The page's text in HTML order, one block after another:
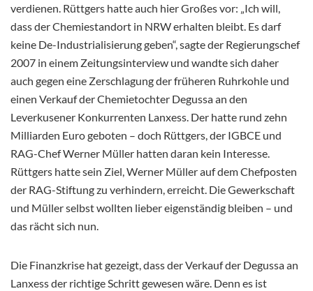
verdienen. Rüttgers hatte auch hier Großes vor: „Ich will,
dass der Chemiestandort in NRW erhalten bleibt. Es darf
keine De-Industrialisierung geben“, sagte der Regierungschef
2007 in einem Zeitungsinterview und wandte sich daher
auch gegen eine Zerschlagung der früheren Ruhrkohle und
einen Verkauf der Chemietochter Degussa an den
Leverkusener Konkurrenten Lanxess. Der hatte rund zehn
Milliarden Euro geboten – doch Rüttgers, der IGBCE und
RAG-Chef Werner Müller hatten daran kein Interesse.
Rüttgers hatte sein Ziel, Werner Müller auf dem Chefposten
der RAG-Stiftung zu verhindern, erreicht. Die Gewerkschaft
und Müller selbst wollten lieber eigenständig bleiben – und
das rächt sich nun.
Die Finanzkrise hat gezeigt, dass der Verkauf der Degussa an
Lanxess der richtige Schritt gewesen wäre. Denn es ist